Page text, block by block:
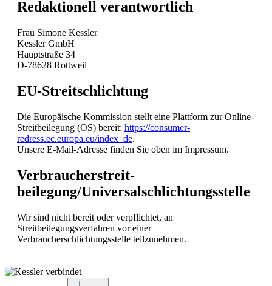
Redaktionell verantwortlich
Frau Simone Kessler
Kessler GmbH
Hauptstraße 34
D-78628 Rottweil
EU-Streitschlichtung
Die Europäische Kommission stellt eine Plattform zur Online-
Streitbeilegung (OS) bereit: https://consumer-
redress.ec.europa.eu/index_de.
Unsere E-Mail-Adresse finden Sie oben im Impressum.
Verbraucher­streit­
beilegung/Universal­schlichtungs­stelle
Wir sind nicht bereit oder verpflichtet, an
Streitbeilegungsverfahren vor einer
Verbraucherschlichtungsstelle teilzunehmen.